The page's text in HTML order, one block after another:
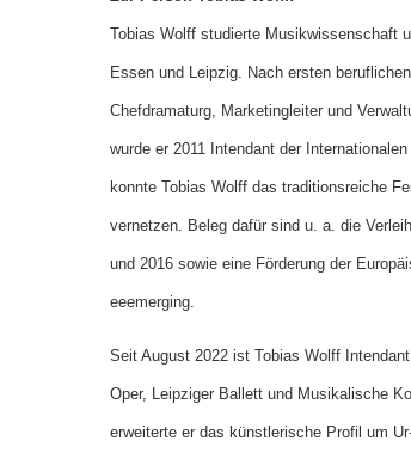
Tobias Wolff studierte Musikwissenschaft
Essen und Leipzig. Nach ersten
Chefdramaturg, Marketingleiter und
wurde er 2011 Intendant der
konnte Tobias Wolff das traditionsreiche
vernetzen. Beleg dafür sind u. a. die
und 2016 sowie eine Förderung der
eeemerging.
Seit August 2022 ist Tobias Wolff
Oper, Leipziger Ballett und Musikalische
erweiterte er das künstlerische Profil um